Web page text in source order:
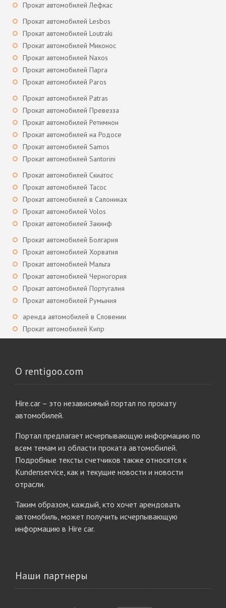
Прокат автомобилей Лефкас
Прокат автомобилей Lesbos
Прокат автомобилей Loutraki
Прокат автомобилей Миконос
Прокат автомобилей Naxos
Прокат автомобилей Парга
Прокат автомобилей Paros
Прокат автомобилей Patras
Прокат автомобилей Превезза
Прокат автомобилей Ретимнон
Прокат автомобилей на Родосе
Прокат автомобилей Samos
Прокат автомобилей Santorini
Прокат автомобилей Скиатос
Прокат автомобилей Тасос
Прокат автомобилей в Салониках
Прокат автомобилей Volos
Прокат автомобилей Закинф
Прокат автомобилей Болгария
Прокат автомобилей Хорватия
Прокат автомобилей Мальта
Прокат автомобилей Черногория
Прокат автомобилей Португалия
Прокат автомобилей Румыния
аренда автомобилей в Словении
Прокат автомобилей Кипр
О rentigoo.com
Hire.car – это независимый портал по прокату
автомобилей.
Портал предлагает исчерпывающую информацию по
всем темам из области проката автомобилей.
Подробные тексты счетчиков также относятся к
Kundenservice, как и текущие новости и новости
отрасли.
Таким образом, каждый, кто хочет арендовать
автомобиль, может получить исчерпывающую
информацию в Hire car.
Наши партнеры